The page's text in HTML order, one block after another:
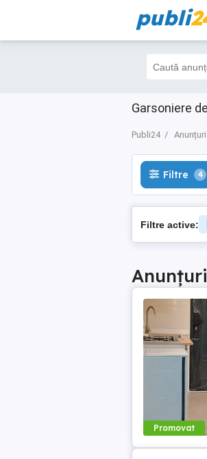
publi
Garsoniere
Publi24 Anunțuri
Filtre 4
Filtre 4
Filtre active:
Promovat